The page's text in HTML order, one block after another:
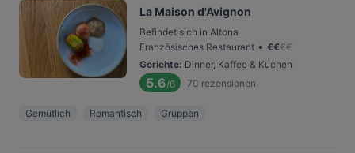
La Maison d'Avignon
Befindet sich in Altona
Französisches Restaurant • €€€€
Gerichte: Dinner, Kaffee & Kuchen
5.6/6 70 rezensionen
Gemütlich Romantisch Gruppen